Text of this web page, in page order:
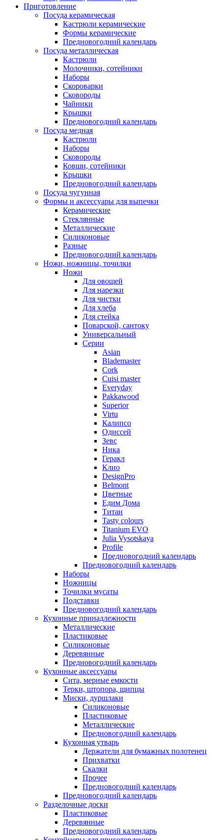
Приготовление
Посуда керамическая
Кастрюли керамические
Формы керамические
Предновогодний календарь
Посуда металлическая
Кастрюли
Молочники, сотейники
Наборы
Скороварки
Сковороды
Чайники
Крышки
Предновогодний календарь
Посуда медная
Кастрюли
Наборы
Сковороды
Ковши, сотейники
Крышки
Предновогодний календарь
Посуда чугунная
Формы и аксессуары для выпечки
Керамические
Стеклянные
Металлические
Силиконовые
Разные
Предновогодний календарь
Ножи, ножницы, точилки
Ножи
Для овощей
Для нарезки
Для чистки
Для хлеба
Для стейка
Поварской, сантоку
Универсальный
Серии
Asian
Blademaster
Cork
Cuisi master
Everyday
Pakkawood
Superior
Virtu
Калипсо
Одиссей
Зевс
Ника
Геракл
Клио
DesignPro
Belmont
Цветные
Едим Дома
Титан
Tasty colours
Titanium EVO
Julia Vysotskaya
Profile
Предновогодний календарь
Предновогодний календарь
Наборы
Ножницы
Точилки мусаты
Подставки
Предновогодний календарь
Кухонные принадлежности
Металлические
Пластиковые
Силиконовые
Деревянные
Предновогодний календарь
Кухонные аксессуары
Сита, мерные емкости
Терки, штопора, щипцы
Миски, дуршлаки
Силиконовые
Пластиковые
Металлические
Предновогодний календарь
Кухонная утварь
Держатели для бумажных полотенец
Прихватки
Скалки
Прочее
Предновогодний календарь
Предновогодний календарь
Разделочные доски
Пластиковые
Деревянные
Предновогодний календарь